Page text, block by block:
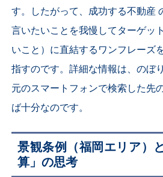
す。したがって、成功する不動産
言いたいことを我慢してターゲッ
いこと）に直結するワンフレーズ
指すのです。詳細な情報は、のぼ
元のスマートフォンで検索した先
ば十分なのです。
景観条例（福岡エリア）
算」の思考